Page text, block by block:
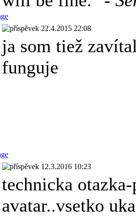
22.4.2015 22:08
ja som tiež
funguje
12.3.2016 10:23
technicka
avatar..vsetko